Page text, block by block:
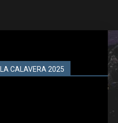
CALAVERA 2025